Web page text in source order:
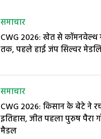
समाचार
CWG 2026: खेत से कॉमनवेल्थ
तक, पहले हाई जंप सिल्वर
समाचार
CWG 2026: किसान के बेटे ने
इतिहास, जीत पहला पुरुष पैरा
मैडल